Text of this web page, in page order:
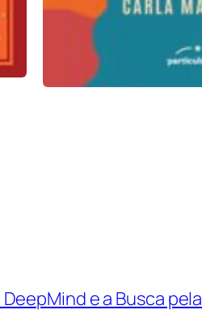
e a Busca pela